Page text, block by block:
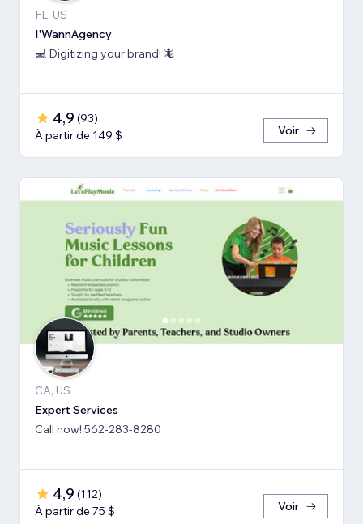
FL, US
I'WannAgency
💻 Digitizing your brand! 🦎
4,9 (93)
À partir de 149 $
Voir
CA, US
Expert Services
Call now! 562-283-8280
4,9 (112)
À partir de 75 $
Voir